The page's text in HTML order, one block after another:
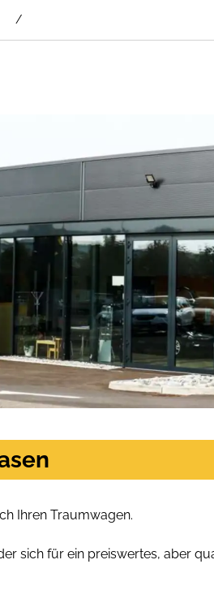
Ihren Traumwagen.
sich für ein preiswertes, aber